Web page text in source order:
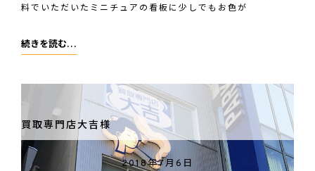
料でいただいたミニチュアの看板に少しでもお色が
続きを読む…
ジ
出
版
様
買取専門店大吉様
2018年7月6日